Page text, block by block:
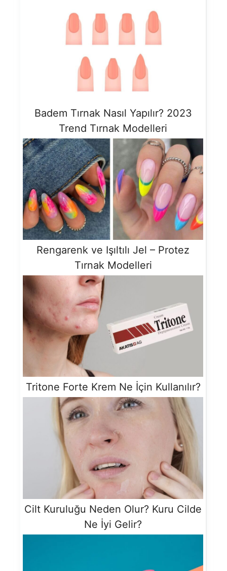
Badem Tırnak Nasıl Yapılır? 2023
Trend Tırnak Modelleri
Rengarenk ve Işıltılı Jel – Protez
Tırnak Modelleri
Tritone Forte Krem Ne İçin Kullanılır?
Cilt Kuruluğu Neden Olur? Kuru Cilde
Ne İyi Gelir?